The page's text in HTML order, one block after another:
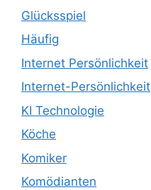
Glücksspiel
Häufig
Internet Persönlichkeit
Internet-Persönlichkeit
KI Technologie
Köche
Komiker
Komödianten